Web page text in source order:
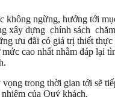
không ngừng, hướng tới
xây dựng chính sách
ưu đãi có giá trị thiết thực
cao nhất nhằm đáp lại
trong thời gian tới sẽ
của Quý khách.